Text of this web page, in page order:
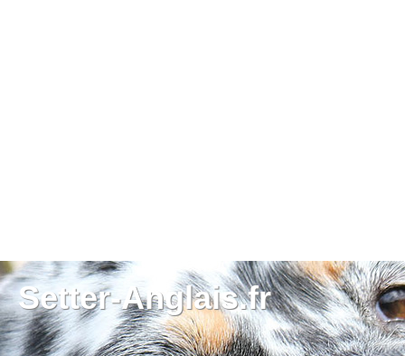
Setter-Anglais.fr